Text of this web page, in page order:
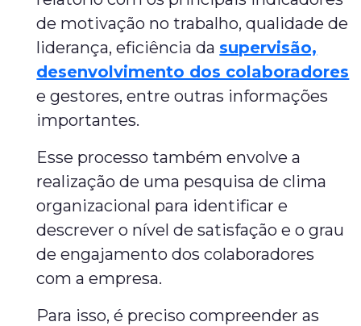
de motivação no trabalho, qualidade de
liderança, eficiência da supervisão,
desenvolvimento dos colaboradores
e gestores, entre outras informações
importantes.
Esse processo também envolve a
realização de uma pesquisa de clima
organizacional para identificar e
descrever o nível de satisfação e o grau
de engajamento dos colaboradores
com a empresa.
Para isso, é preciso compreender as